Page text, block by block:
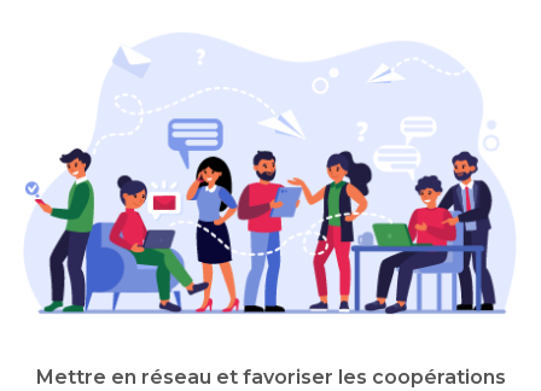
Mettre en réseau et favoriser les coopérations